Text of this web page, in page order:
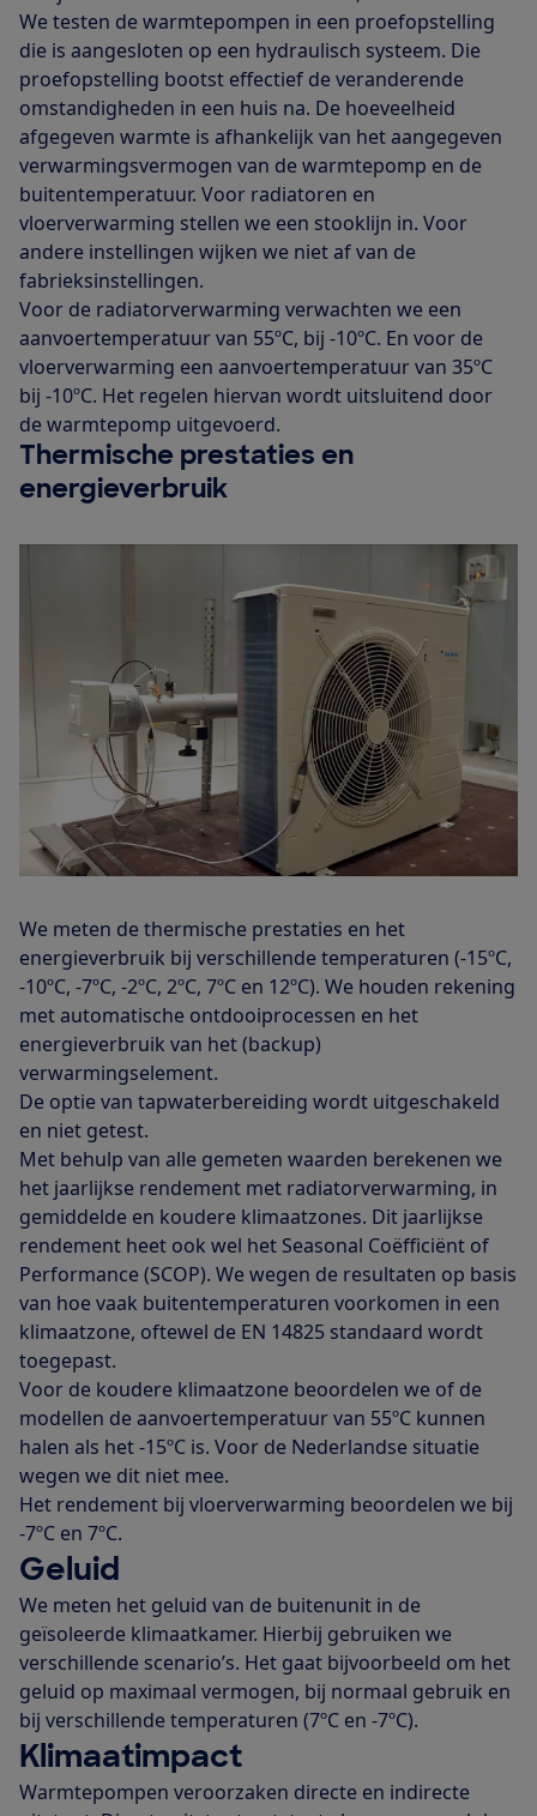
We testen de warmtepompen in een proefopstelling
die is aangesloten op een hydraulisch systeem. Die
proefopstelling bootst effectief de veranderende
omstandigheden in een huis na. De hoeveelheid
afgegeven warmte is afhankelijk van het aangegeven
verwarmingsvermogen van de warmtepomp en de
buitentemperatuur. Voor radiatoren en
vloerverwarming stellen we een stooklijn in. Voor
andere instellingen wijken we niet af van de
fabrieksinstellingen.
Voor de radiatorverwarming verwachten we een
aanvoertemperatuur van 55ºC, bij -10ºC. En voor de
vloerverwarming een aanvoertemperatuur van 35ºC
bij -10ºC. Het regelen hiervan wordt uitsluitend door
de warmtepomp uitgevoerd.
Thermische prestaties en
energieverbruik
We meten de thermische prestaties en het
energieverbruik bij verschillende temperaturen (-15ºC,
-10ºC, -7ºC, -2ºC, 2ºC, 7ºC en 12ºC). We houden rekening
met automatische ontdooiprocessen en het
energieverbruik van het (backup)
verwarmingselement.
De optie van tapwaterbereiding wordt uitgeschakeld
en niet getest.
Met behulp van alle gemeten waarden berekenen we
het jaarlijkse rendement met radiatorverwarming, in
gemiddelde en koudere klimaatzones. Dit jaarlijkse
rendement heet ook wel het Seasonal Coëfficiënt of
Performance (SCOP). We wegen de resultaten op basis
van hoe vaak buitentemperaturen voorkomen in een
klimaatzone, oftewel de EN 14825 standaard wordt
toegepast.
Voor de koudere klimaatzone beoordelen we of de
modellen de aanvoertemperatuur van 55ºC kunnen
halen als het -15ºC is. Voor de Nederlandse situatie
wegen we dit niet mee.
Het rendement bij vloerverwarming beoordelen we bij
-7ºC en 7ºC.
Geluid
We meten het geluid van de buitenunit in de
geïsoleerde klimaatkamer. Hierbij gebruiken we
verschillende scenario’s. Het gaat bijvoorbeeld om het
geluid op maximaal vermogen, bij normaal gebruik en
bij verschillende temperaturen (7ºC en -7ºC).
Klimaatimpact
Warmtepompen veroorzaken directe en indirecte